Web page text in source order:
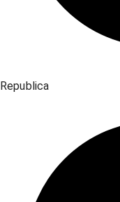
Republica